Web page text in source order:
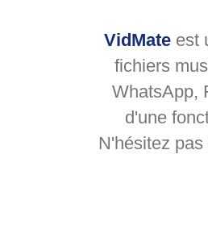
VidMate est
fichiers
WhatsApp,
d'une
N'hésitez